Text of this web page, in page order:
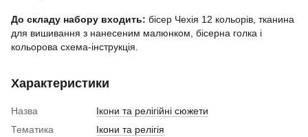
До складу набору входить: бісер Чехія 12 кольорів, тканина
для вишивання з нанесеним малюнком, бісерна голка і
кольорова схема-інструкція.
Характеристики
Назва
Ікони та релігійні сюжети
Тематика
Ікони та релігія